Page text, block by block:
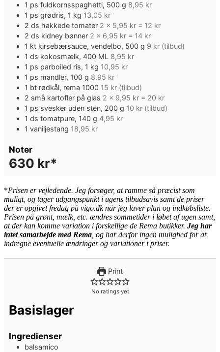
1 ps fuldkornsspaghetti, 500 g 8,95 kr
1 ps grødris, 1 kg 13,05 kr
2 ds hakkede tomater 2 x 5,95 kr = 12 kr
2 ds kidney bønner 2 x 6,95 kr = 14 kr
1 kt kirsebærsauce, vendelbo, 500 g 9 kr (tilbud)
1 ds kokosmælk, 400 ML 8,95 kr
1 ps parboiled ris, 1 kg 10,95 kr
1 ps mandler, 100 g 8,95 kr
1 bt rødkål, rema 1000 15 kr (tilbud)
2 små kartofler på glas 2 x 9,95 kr = 20 kr
1 ps svesker uden sten, 200 g 10 kr (tilbud)
1 ds tomatpure, 140 g 4,95 kr
1 vaniljestang 18,95 kr
Noter
630 kr*
*Prisen er vejledende. Jeg forsøger, at ramme så præcist som
muligt, og tager udgangspunkt i ugens tilbudsavis samt de priser
der er opgivet fredag på vigo.dk når jeg laver plan og indkøbsliste.
Prisen på grønt, mælk, etc. ændres sommetider i løbet af ugen samt,
at der kan komme variation i forskellige de Rema butikker. Jeg har
intet samarbejde med Rema , og har derfor ingen mulighed for at
indregne eventuelle ændringer og variationer i priser.
Print
No ratings yet
Basislager
Ingredienser
balsamico